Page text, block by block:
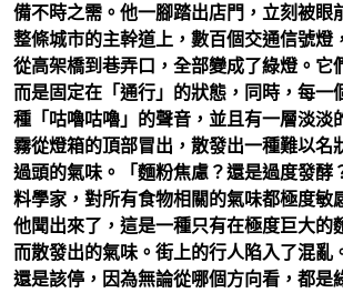
備不時之需。他一腳踏出店門，立刻被眼
整條城市的主幹道上，數百個交通信號燈
從高架橋到巷弄口，全部變成了綠燈。它
而是固定在「通行」的狀態，同時，每一
種「咕嚕咕嚕」的聲音，並且有一層淡淡
霧從燈箱的頂部冒出，散發出一種難以
過頭的氣味。「麵粉焦慮？還是過度發酵
料學家，對所有食物相關的氣味都極度敏
他聞出來了，這是一種只有在極度巨大的
而散發出的氣味。街上的行人陷入了混亂
還是該停，因為無論從哪個方向看，都是